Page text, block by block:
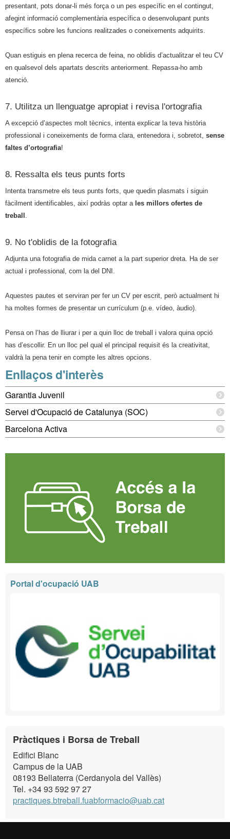
presentant, pots donar-li més força o un pes específic en el contingut,
afegint informació complementària específica o desenvolupant punts
específics sobre les funcions realitzades o coneixements adquirits.
Quan estiguis en plena recerca de feina, no oblidis d’actualitzar el teu CV
en qualsevol dels apartats descrits anteriorment. Repassa-ho amb
atenció.
7. Utilitza un llenguatge apropiat i revisa l'ortografia
A excepció d’aspectes molt tècnics, intenta explicar la teva història
professional i coneixements de forma clara, entenedora i, sobretot, sense
faltes d’ortografia!
8. Ressalta els teus punts forts
Intenta transmetre els teus punts forts, que quedin plasmats i siguin
fàcilment identificables, així podràs optar a les millors ofertes de
treball .
9. No t'oblidis de la fotografia
Adjunta una fotografia de mida carnet a la part superior dreta. Ha de ser
actual i professional, com la del DNI.
Aquestes pautes et serviran per fer un CV per escrit, però actualment hi
ha moltes formes de presentar un currículum (p.e. vídeo, àudio).
Pensa on l’has de lliurar i per a quin lloc de treball i valora quina opció
has d’escollir. En un lloc pel qual el principal requisit és la creativitat,
valdrà la pena tenir en compte les altres opcions.
Informació
complementària
Enllaços d'interès
Garantia Juvenil
Servei d'Ocupació de Catalunya (SOC)
Barcelona Activa
Portal d'ocupació UAB
Contacte
Pràctiques i Borsa de Treball
Edifici Blanc
Campus de la UAB
08193 Bellaterra (Cerdanyola del Vallès)
Tel. +34 93 592 97 27
practiques.btreball.fuabformacio@uab.cat